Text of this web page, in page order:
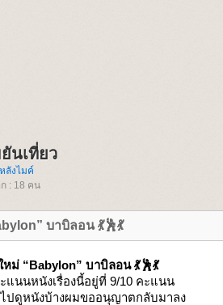
นเที่ยว
ลังไมค์
: 18 คน
บาบิลอน 💃🕺💃
ม่ “Babylon” บาบิลอน 💃🕺💃
แนนหนังเรื่องนี้อยู่ที่ 9/10 คะแนน
ปดูหนังบ้างผมขออนุญาตกลับมาลง